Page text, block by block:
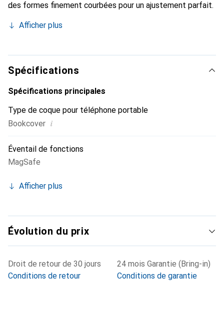
des formes finement courbées pour un ajustement parfait.
smartphone. La marque Noreve est reconnue
constitue toujours un bon choix pour le client exigeant.
Afficher plus
Spécifications
Spécifications principales
Type de coque pour téléphone portable
Bookcover i
Éventail de fonctions
MagSafe
Afficher plus
Évolution du prix
Droit de retour de 30 jours
Conditions de retour
24 mois Garantie (Bring-in)
Conditions de garantie